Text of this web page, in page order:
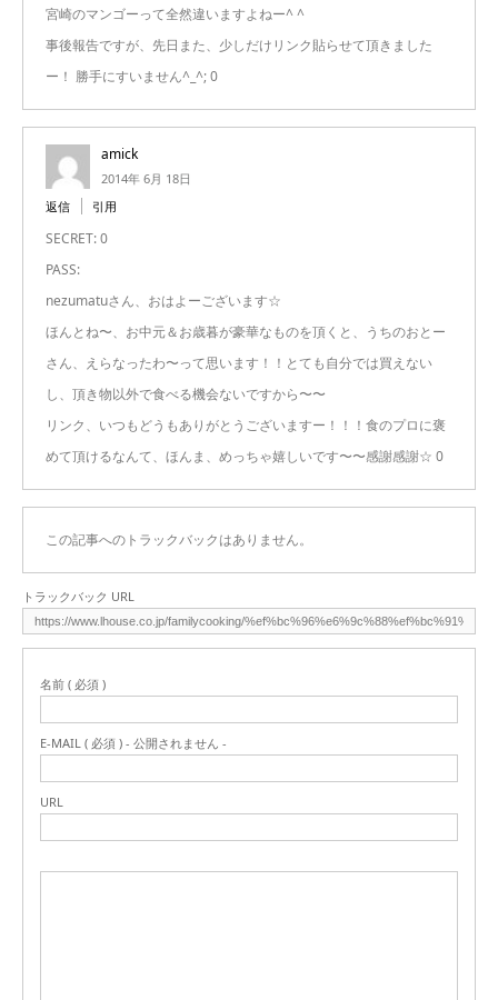
宮崎のマンゴーって全然違いますよねー^ ^
事後報告ですが、先日また、少しだけリンク貼らせて頂きました
ー！ 勝手にすいません^_^; 0
amick
2014年 6月 18日
返信
引用
SECRET: 0
PASS:
nezumatuさん、おはよーございます☆
ほんとね〜、お中元＆お歳暮が豪華なものを頂くと、うちのおとー
さん、えらなったわ〜って思います！！とても自分では買えない
し、頂き物以外で食べる機会ないですから〜〜
リンク、いつもどうもありがとうございますー！！！食のプロに褒
めて頂けるなんて、ほんま、めっちゃ嬉しいです〜〜感謝感謝☆ 0
この記事へのトラックバックはありません。
トラックバック URL
名前 ( 必須 )
E-MAIL ( 必須 ) - 公開されません -
URL